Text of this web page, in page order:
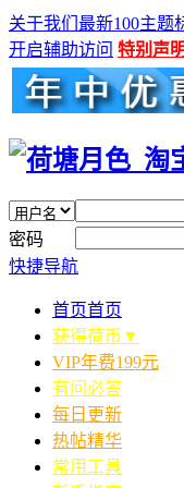
关于我们 最新100主题
开启辅助访问 特别声
密码
快捷导航
首页首页
获得荷币▼
VIP年费199元
有问必答
每日更新
热帖精华
常用工具